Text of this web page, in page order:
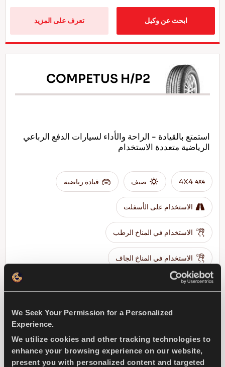
We Seek Your Permission for a Personalized
Experience.
We utilize cookies and other tracking technologies to
enhance your browsing experience on our website,
present you with personalized content and targeted
ابحث عن وكيل تعرف على المزيد
COMPETUS H/P2
استمتع بالقيادة - الراحة والأداء لسيارات الدفع الرباعي
الرياضية متعددة الاستخدام
4X4 صيف قيادة رياضية
الاستخدام على الأسفلت
الاستخدام في المناخ الرطب
الاستخدام في المناخ الجاف
الكبح في المناخ الرطب
تعرف على المزيد